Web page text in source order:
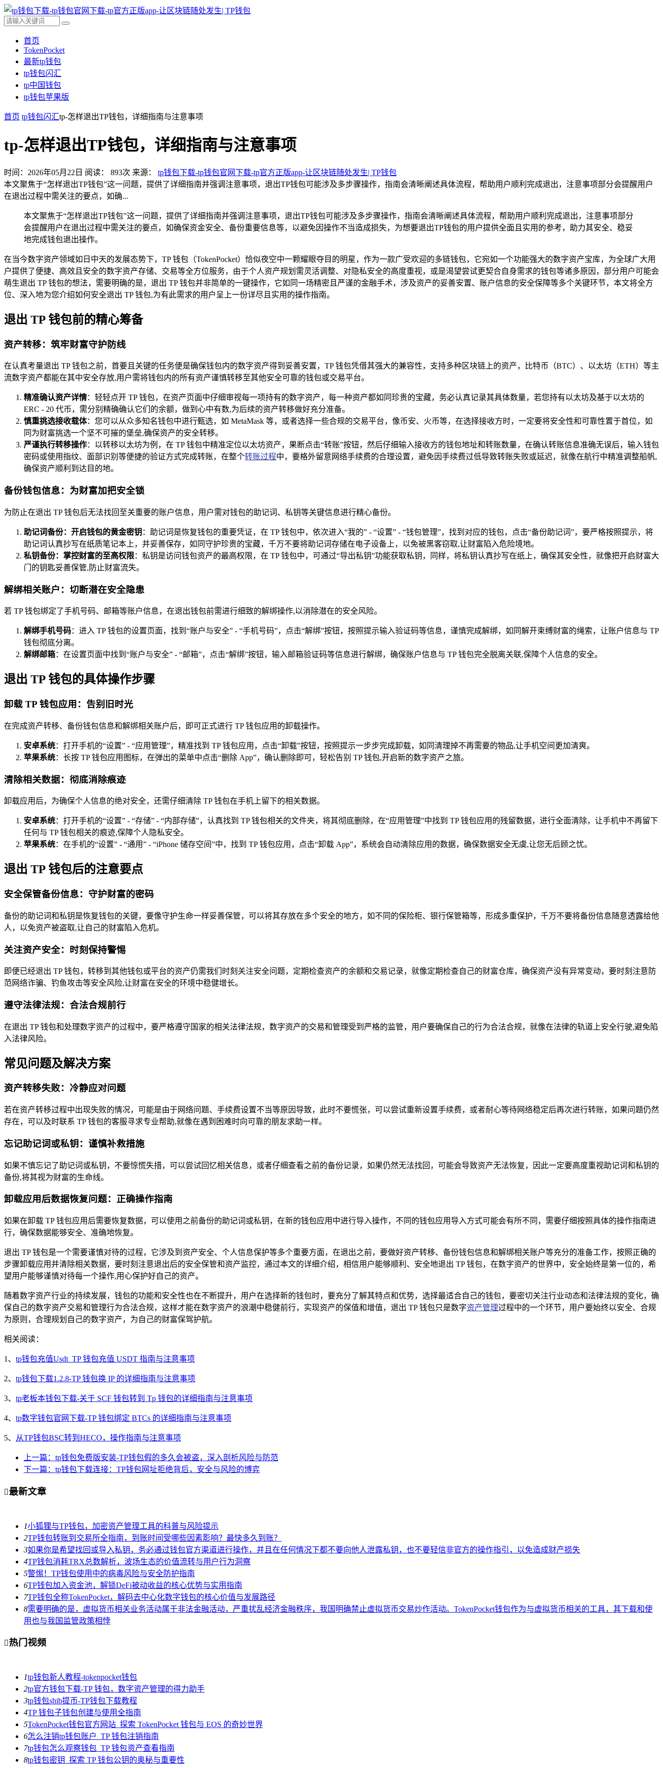
首页
TokenPocket
最新tp钱包
tp钱包闪汇
tp中国钱包
tp钱包苹果版
首页 tp钱包闪汇tp-怎样退出TP钱包，详细指南与注意事项
tp-怎样退出TP钱包，详细指南与注意事项
时间：2026年05月22日 阅读： 893次 来源： tp钱包下载-tp钱包官网下载-tp官方正版app-让区块链随处发生| TP钱包
本文聚焦于“怎样退出TP钱包”这一问题，提供了详细指南并强调注意事项，退出TP钱包可能涉及多步骤操作，指南会清晰阐述具体流程，帮助用户顺利完成退出，注意事项部分会提醒用户
在退出过程中需关注的要点，如确...
本文聚焦于“怎样退出TP钱包”这一问题，提供了详细指南并强调注意事项，退出TP钱包可能涉及多步骤操作，指南会清晰阐述具体流程，帮助用户顺利完成退出，注意事项部分
会提醒用户在退出过程中需关注的要点，如确保资金安全、备份重要信息等，以避免因操作不当造成损失，为想要退出TP钱包的用户提供全面且实用的参考，助力其安全、稳妥
地完成钱包退出操作。
在当今数字资产领域如日中天的发展态势下，TP 钱包（TokenPocket）恰似夜空中一颗耀眼夺目的明星，作为一款广受欢迎的多链钱包，它宛如一个功能强大的数字资产宝库，为全球广大用
户提供了便捷、高效且安全的数字资产存储、交易等全方位服务，由于个人资产规划需灵活调整、对隐私安全的高度重视，或是渴望尝试更契合自身需求的钱包等诸多原因，部分用户可能会
萌生退出 TP 钱包的想法，需要明确的是，退出 TP 钱包并非简单的一键操作，它如同一场精密且严谨的金融手术，涉及资产的妥善安置、账户信息的安全保障等多个关键环节，本文将全方
位、深入地为您介绍如何安全退出 TP 钱包,为有此需求的用户呈上一份详尽且实用的操作指南。
退出 TP 钱包前的精心筹备
资产转移：筑牢财富守护防线
在认真考量退出 TP 钱包之前，首要且关键的任务便是确保钱包内的数字资产得到妥善安置，TP 钱包凭借其强大的兼容性，支持多种区块链上的资产，比特币（BTC）、以太坊（ETH）等主
流数字资产都能在其中安全存放,用户需将钱包内的所有资产谨慎转移至其他安全可靠的钱包或交易平台。
精准确认资产详情：轻轻点开 TP 钱包，在资产页面中仔细审视每一项持有的数字资产，每一种资产都如同珍贵的宝藏，务必认真记录其具体数量，若您持有以太坊及基于以太坊的
ERC - 20 代币，需分别精确确认它们的余额，做到心中有数,为后续的资产转移做好充分准备。
慎重挑选接收载体：您可以从众多知名钱包中进行甄选，如 MetaMask 等，或者选择一些合规的交易平台，像币安、火币等，在选择接收方时，一定要将安全性和可靠性置于首位，如
同为财富挑选一个坚不可摧的堡垒,确保资产的安全转移。
严谨执行转移操作：以转移以太坊为例，在 TP 钱包中精准定位以太坊资产，果断点击“转账”按钮，然后仔细输入接收方的钱包地址和转账数量，在确认转账信息准确无误后，输入钱包
密码或使用指纹、面部识别等便捷的验证方式完成转账，在整个转账过程中，要格外留意网络手续费的合理设置，避免因手续费过低导致转账失败或延迟，就像在航行中精准调整船帆,
确保资产顺利到达目的地。
备份钱包信息：为财富加把安全锁
为防止在退出 TP 钱包后无法找回至关重要的账户信息，用户需对钱包的助记词、私钥等关键信息进行精心备份。
助记词备份：开启钱包的黄金密钥 ：助记词是恢复钱包的重要凭证，在 TP 钱包中，依次进入“我的” - “设置” - “钱包管理”，找到对应的钱包，点击“备份助记词”，要严格按照提示，将
助记词认真抄写在纸质笔记本上，并妥善保存，如同守护珍贵的宝藏，千万不要将助记词存储在电子设备上，以免被黑客窃取,让财富陷入危险境地。
私钥备份：掌控财富的至高权限：私钥是访问钱包资产的最高权限，在 TP 钱包中，可通过“导出私钥”功能获取私钥，同样，将私钥认真抄写在纸上，确保其安全性，就像把开启财富大
门的钥匙妥善保管,防止财富流失。
解绑相关账户：切断潜在安全隐患
若 TP 钱包绑定了手机号码、邮箱等账户信息，在退出钱包前需进行细致的解绑操作,以消除潜在的安全风险。
解绑手机号码：进入 TP 钱包的设置页面，找到“账户与安全” - “手机号码”，点击“解绑”按钮，按照提示输入验证码等信息，谨慎完成解绑，如同解开束缚财富的绳索，让账户信息与 TP
钱包彻底分离。
解绑邮箱：在设置页面中找到“账户与安全” - “邮箱”，点击“解绑”按钮，输入邮箱验证码等信息进行解绑，确保账户信息与 TP 钱包完全脱离关联,保障个人信息的安全。
退出 TP 钱包的具体操作步骤
卸载 TP 钱包应用：告别旧时光
在完成资产转移、备份钱包信息和解绑相关账户后，即可正式进行 TP 钱包应用的卸载操作。
安卓系统：打开手机的“设置” - “应用管理”，精准找到 TP 钱包应用，点击“卸载”按钮，按照提示一步步完成卸载，如同清理掉不再需要的物品,让手机空间更加清爽。
苹果系统：长按 TP 钱包应用图标，在弹出的菜单中点击“删除 App”，确认删除即可，轻松告别 TP 钱包,开启新的数字资产之旅。
清除相关数据：彻底消除痕迹
卸载应用后，为确保个人信息的绝对安全，还需仔细清除 TP 钱包在手机上留下的相关数据。
安卓系统：打开手机的“设置” - “存储” - “内部存储”，认真找到 TP 钱包相关的文件夹，将其彻底删除，在“应用管理”中找到 TP 钱包应用的残留数据，进行全面清除，让手机中不再留下
任何与 TP 钱包相关的痕迹,保障个人隐私安全。
苹果系统：在手机的“设置” - “通用” - “iPhone 储存空间”中，找到 TP 钱包应用，点击“卸载 App”，系统会自动清除应用的数据，确保数据安全无虞,让您无后顾之忧。
退出 TP 钱包后的注意要点
安全保管备份信息：守护财富的密码
备份的助记词和私钥是恢复钱包的关键，要像守护生命一样妥善保管，可以将其存放在多个安全的地方，如不同的保险柜、银行保管箱等，形成多重保护，千万不要将备份信息随意透露给他
人，以免资产被盗取,让自己的财富陷入危机。
关注资产安全：时刻保持警惕
即便已经退出 TP 钱包，转移到其他钱包或平台的资产仍需我们时刻关注安全问题，定期检查资产的余额和交易记录，就像定期检查自己的财富仓库，确保资产没有异常变动，要时刻注意防
范网络诈骗、钓鱼攻击等安全风险,让财富在安全的环境中稳健增长。
遵守法律法规：合法合规前行
在退出 TP 钱包和处理数字资产的过程中，要严格遵守国家的相关法律法规，数字资产的交易和管理受到严格的监管，用户要确保自己的行为合法合规，就像在法律的轨道上安全行驶,避免陷
入法律风险。
常见问题及解决方案
资产转移失败：冷静应对问题
若在资产转移过程中出现失败的情况，可能是由于网络问题、手续费设置不当等原因导致，此时不要慌张，可以尝试重新设置手续费，或者耐心等待网络稳定后再次进行转账，如果问题仍然
存在，可以及时联系 TP 钱包的客服寻求专业帮助,就像在遇到困难时向可靠的朋友求助一样。
忘记助记词或私钥：谨慎补救措施
如果不慎忘记了助记词或私钥，不要惊慌失措，可以尝试回忆相关信息，或者仔细查看之前的备份记录，如果仍然无法找回，可能会导致资产无法恢复，因此一定要高度重视助记词和私钥的
备份,将其视为财富的生命线。
卸载应用后数据恢复问题：正确操作指南
如果在卸载 TP 钱包应用后需要恢复数据，可以使用之前备份的助记词或私钥，在新的钱包应用中进行导入操作，不同的钱包应用导入方式可能会有所不同，需要仔细按照具体的操作指南进
行，确保数据能够安全、准确地恢复。
退出 TP 钱包是一个需要谨慎对待的过程，它涉及到资产安全、个人信息保护等多个重要方面，在退出之前，要做好资产转移、备份钱包信息和解绑相关账户等充分的准备工作，按照正确的
步骤卸载应用并清除相关数据，要时刻注意退出后的安全保管和资产监控，通过本文的详细介绍，相信用户能够顺利、安全地退出 TP 钱包，在数字资产的世界中，安全始终是第一位的，希
望用户能够谨慎对待每一个操作,用心保护好自己的资产。
随着数字资产行业的持续发展，钱包的功能和安全性也在不断提升，用户在选择新的钱包时，要充分了解其特点和优势，选择最适合自己的钱包，要密切关注行业动态和法律法规的变化，确
保自己的数字资产交易和管理行为合法合规，这样才能在数字资产的浪潮中稳健前行，实现资产的保值和增值，退出 TP 钱包只是数字资产管理过程中的一个环节，用户要始终以安全、合规
为原则，合理规划自己的数字资产，为自己的财富保驾护航。
相关阅读：
1、 tp钱包充值Usdt_TP 钱包充值 USDT 指南与注意事项
2、 tp钱包下载1.2.8-TP 钱包换 IP 的详细指南与注意事项
3、 tp老板本钱包下载-关于 SCF 钱包转到 Tp 钱包的详细指南与注意事项
4、 tp数字钱包官网下载-TP 钱包绑定 BTCs 的详细指南与注意事项
5、 从TP钱包BSC转到HECO，操作指南与注意事项
上一篇：tp钱包免费版安装-TP钱包假的多久会被盗，深入剖析风险与防范
下一篇：tp钱包下载连接：TP钱包网址拒绝背后，安全与风险的博弈
最新文章
1小狐狸与TP钱包，加密资产管理工具的科普与风险提示
2TP钱包转账到交易所全指南，到账时间受哪些因素影响？最快多久到账？
3如果你是希望找回或导入私钥，务必通过钱包官方渠道进行操作，并且在任何情况下都不要向他人泄露私钥，也不要轻信非官方的操作指引，以免造成财产损失
4TP钱包消耗TRX总数解析，波场生态的价值流转与用户行为洞察
5警惕！TP钱包使用中的病毒风险与安全防护指南
6TP钱包加入资金池，解锁DeFi被动收益的核心优势与实用指南
7TP钱包全称TokenPocket，解码去中心化数字钱包的核心价值与发展路径
8需要明确的是，虚拟货币相关业务活动属于非法金融活动，严重扰乱经济金融秩序，我国明确禁止虚拟货币交易炒作活动。TokenPocket钱包作为与虚拟货币相关的工具，其下载和使
用也与我国监管政策相悖
热门视频
1tp钱包新人教程-tokenpocket钱包
2tp官方钱包下载-TP 钱包，数字资产管理的得力助手
3tp钱包shib提币-TP钱包下载教程
4TP 钱包子钱包创建与使用全指南
5TokenPocket钱包官方网站_探索 TokenPocket 钱包与 EOS 的奇妙世界
6怎么注销tp钱包账户_TP 钱包注销指南
7tp钱包怎么观察钱包_TP 钱包资产查看指南
8tp钱包密钥_探索 TP 钱包公钥的奥秘与重要性